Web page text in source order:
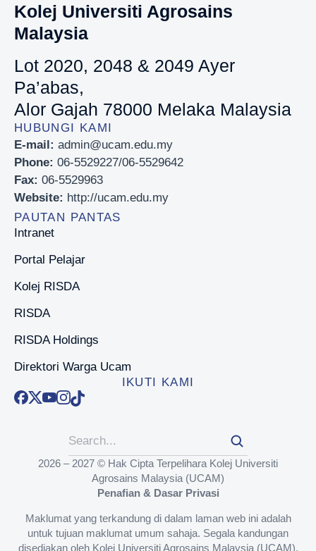
Kolej Universiti Agrosains
Malaysia
Lot 2020, 2048 & 2049 Ayer
Pa’abas,
Alor Gajah 78000 Melaka Malaysia
HUBUNGI KAMI
E-mail: admin@ucam.edu.my
Phone: 06-5529227/06-5529642
Fax: 06-5529963
Website: http://ucam.edu.my
PAUTAN PANTAS
Intranet
Portal Pelajar
Kolej RISDA
RISDA
RISDA Holdings
Direktori Warga Ucam
IKUTI KAMI
2026 – 2027 © Hak Cipta Terpelihara Kolej Universiti
Agrosains Malaysia (UCAM)
Penafian & Dasar Privasi
Maklumat yang terkandung di dalam laman web ini adalah
untuk tujuan maklumat umum sahaja. Segala kandungan
disediakan oleh Kolej Universiti Agrosains Malaysia (UCAM),